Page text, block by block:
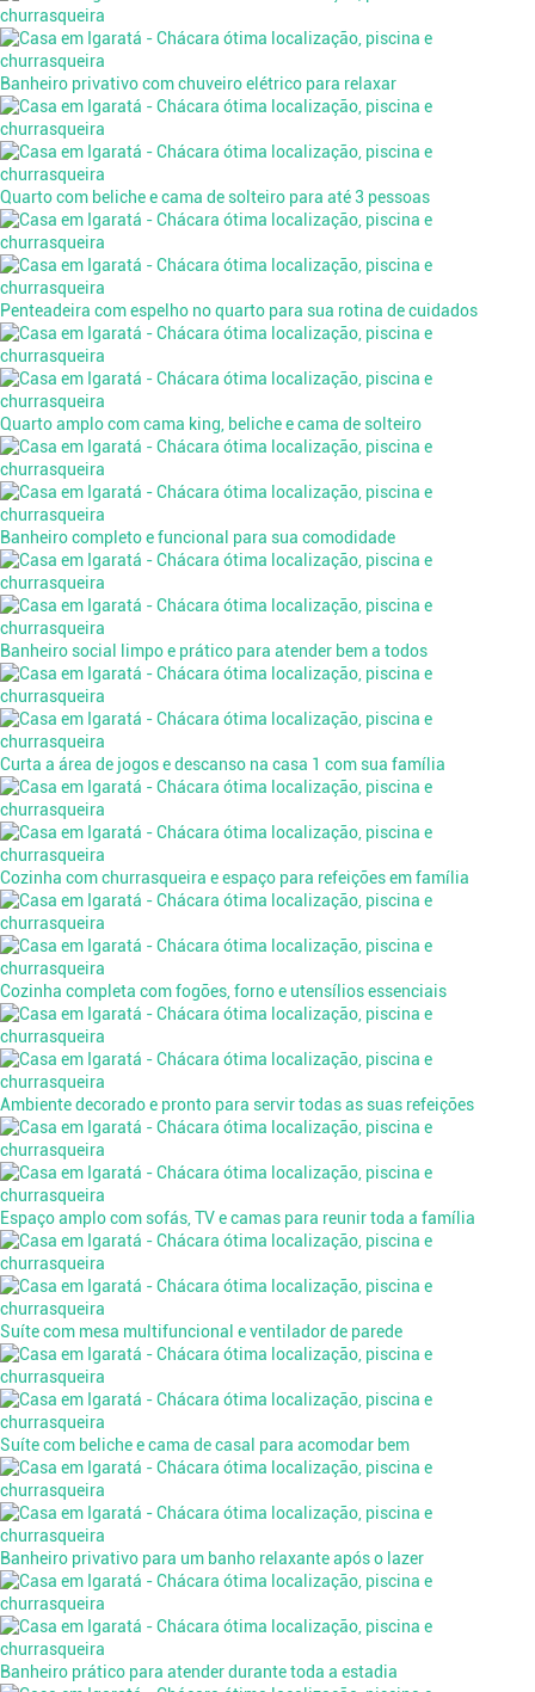
Banheiro privativo com chuveiro elétrico para relaxar
Quarto com beliche e cama de solteiro para até 3 pessoas
Penteadeira com espelho no quarto para sua rotina de cuidados
Quarto amplo com cama king, beliche e cama de solteiro
Banheiro completo e funcional para sua comodidade
Banheiro social limpo e prático para atender bem a todos
Curta a área de jogos e descanso na casa 1 com sua família
Cozinha com churrasqueira e espaço para refeições em família
Cozinha completa com fogões, forno e utensílios essenciais
Ambiente decorado e pronto para servir todas as suas refeições
Espaço amplo com sofás, TV e camas para reunir toda a família
Suíte com mesa multifuncional e ventilador de parede
Suíte com beliche e cama de casal para acomodar bem
Banheiro privativo para um banho relaxante após o lazer
Banheiro prático para atender durante toda a estadia